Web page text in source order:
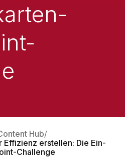
Hub
Effizienz erstellen: Die Ein-
Challenge